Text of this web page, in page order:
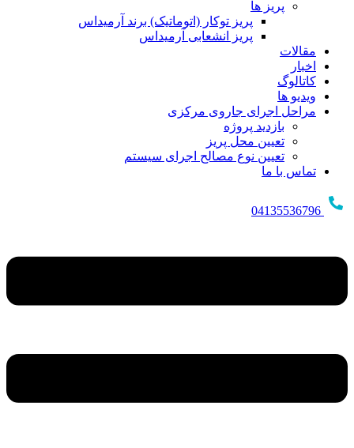
پریز ها
پریز توکار (اتوماتیک) برند آرمیداس
پریز انشعابی آرمیداس
مقالات
اخبار
کاتالوگ
ویدیو ها
مراحل اجرای جاروی مرکزی
بازدید پروژه
تعیین محل پریز
تعیین نوع مصالح اجرای سیستم
تماس با ما
04135536796